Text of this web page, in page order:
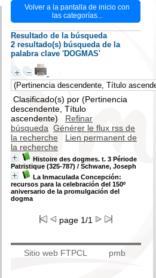
Volver a la pantalla de inicio con
las categorías...
Resultado de la búsqueda
2 resultado(s) búsqueda de la
palabra clave 'DOGMAS'
Clasificado(s) por (Pertinencia
descendente, Título
ascendente)
Refinar
búsqueda Générer le flux rss de
la recherche
Lien permanent de
la recherche
Histoire des dogmes. t. 3 Période
Patristique (325-787) / Schwane, Joseph
La Inmaculada Concepción:
recursos para la celebración del 150º
aniversario de la promulgación del
dogma
page 1/1
Sitio web FTPCL pmb